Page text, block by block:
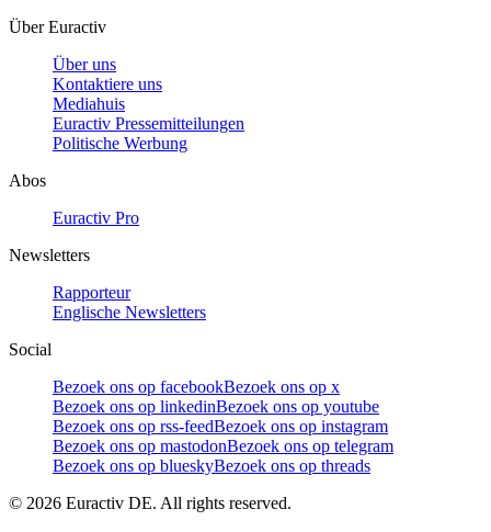
Über Euractiv
Über uns
Kontaktiere uns
Mediahuis
Euractiv Pressemitteilungen
Politische Werbung
Abos
Euractiv Pro
Newsletters
Rapporteur
Englische Newsletters
Social
Bezoek ons op facebookBezoek ons op x
Bezoek ons op linkedinBezoek ons op youtube
Bezoek ons op rss-feedBezoek ons op instagram
Bezoek ons op mastodonBezoek ons op telegram
Bezoek ons op blueskyBezoek ons op threads
© 2026 Euractiv DE. All rights reserved.